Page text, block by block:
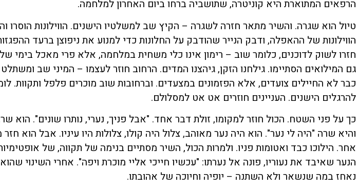
הרפאים המתוארת היא קוניטרה, שתושביה ברחו ביום האחרון למלחמה.
טיול הוא שגרה. והשיר מתאר חזרה לשגרה – הקיץ שב למשלטיו הישנים. הווילונות הוסרו
הווילונות של ההאפלה, ודבק הנייר שהודבק על החלונות כדי למנוע את ניפוצן ברעד
חזרו לשוק לדוכנים, כלומר שוב – רימון אינו כלי משחית במלחמה, אלא פרי מאכל בימי
גם המילואים הסתיימו. גילחנו הזקן, גיהצנו המדים. הרחוב חוזר לעצמו – המיני שב
כבר לא החיילים צועדים, אלא הפזמונים במצעדים. וברחובות שוב מוכרים פלפל ותקוות.
להרגלים הישנים. העניינים חוזרים אט אט למסלולם.
כך על פני השטח. הכול חוזר למקומו, זולת דבר אחד. "אבל פניך, נערי, נותרו שונים". הוא
והיא שרה "היה לי נער". הוא היה נער מאוהב, צלול היה קולו, צלולות היו עיניו. אבל הוא
אחר. הילוכו כבד ואטומות פניו. ולמרות הכול, השיר מסתיים בנימה של תקווה, של
הנער שאיבד את נעוריו, פונה אל נערתו: "עכשיו חייכי אליי מוכרת ויפה". אחרי השינוי
נאחז במה שנשאר ולא השתנה – יופיה וחיוכה של אהובתו.